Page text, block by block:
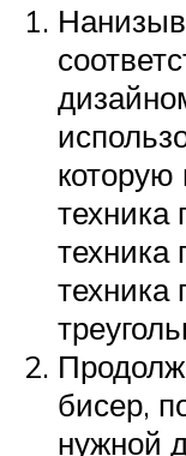
которую
техника
техника
техника
бисер,
нужной